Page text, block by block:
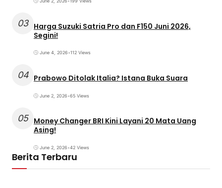
03 Harga Suzuki Satria Pro dan F150 Juni 2026,
Segini!
June 4, 2026•112 Views
04 Prabowo Ditolak Italia? Istana Buka Suara
June 2, 2026•65 Views
05 Money Changer BRI Kini Layani 20 Mata Uang
Asing!
June 2, 2026•42 Views
Berita Terbaru